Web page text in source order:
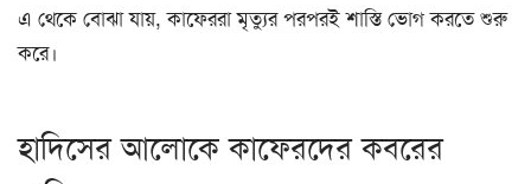
এ থেকে বোঝা যায়, কাফেররা মৃত্যুর পরপরই শাস্তি ভোগ করতে শুরু
করে।
হাদিসের আলোকে কাফেরদের কবরের